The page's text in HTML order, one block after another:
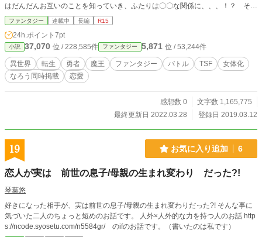
はだんだんお互いのことを知っていき、ふたりは〇〇な関係に、、、！？ そし
て様々な試練がふたりを待ち受ける!! ※2022年２月22日に内容紹介を感想欄で
提案があり、採用させていただきました。ご提案ありがとうございます。 内容
紹介は作者が迷い、全消したのが理由です。あらすじで満足するのを危惧したた
めです。
ファンタジー 連載中 長編 R15
24h.ポイント 7pt
小説 37,070 位 / 228,585件 ファンタジー 5,871 位 / 53,244件
異世界 転生 勇者 魔王 ファンタジー バトル TSF
女体化
なろう同時掲載
恋愛
感想数 0
文字数 1,165,775
最終更新日 2022.03.28
登録日 2019.03.12
19 お気に入り追加 6
恋人が実は 前世の息子/母親の生まれ変わり だった?!
琴葉悠
好きになった相手が、実は前世の息子/母親の生まれ変わりだった?! そんな事に
気づいた二人のちょっと短めのお話です。 人外×人外的な力を持つ人のお話 http
s://ncode.syosetu.com/n5584gr/ のifのお話です。（書いたのは私です）